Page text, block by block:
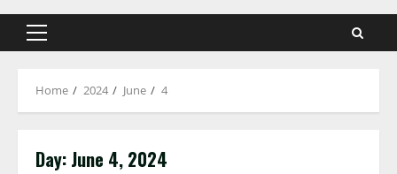
Primary
Home 2024 June 4
Day: June 4, 2024